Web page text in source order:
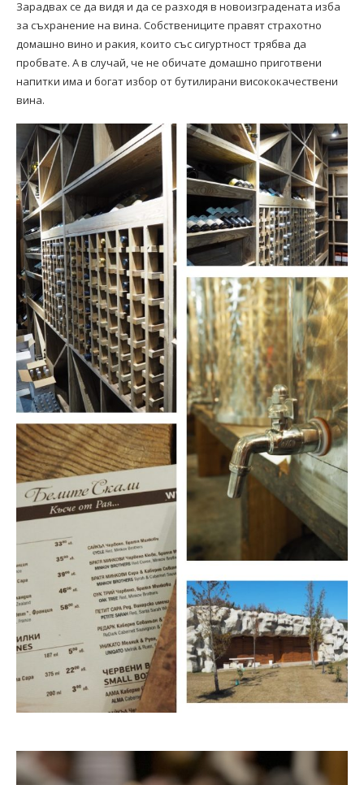
Зарадвах се да видя и да се разходя в новоизградената изба
за съхранение на вина. Собствениците правят страхотно
домашно вино и ракия, които със сигуртност трябва да
пробвате. А в случай, че не обичате домашно приготвени
напитки има и богат избор от бутилирани висококачествени
вина.